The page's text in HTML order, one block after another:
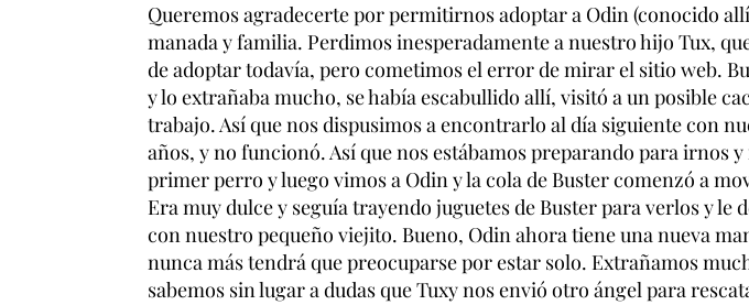
Queremos agradecerte por permitirnos adoptar a Odin (conocido
manada y familia. Perdimos inesperadamente a nuestro hijo Tux,
de adoptar todavía, pero cometimos el error de mirar el sitio web.
y lo extrañaba mucho, se había escabullido allí, visitó a un posible
trabajo. Así que nos dispusimos a encontrarlo al día siguiente con
años, y no funcionó. Así que nos estábamos preparando para irnos
primer perro y luego vimos a Odin y la cola de Buster comenzó a
Era muy dulce y seguía trayendo juguetes de Buster para verlos y
con nuestro pequeño viejito. Bueno, Odin ahora tiene una nueva
nunca más tendrá que preocuparse por estar solo. Extrañamos
sabemos sin lugar a dudas que Tuxy nos envió otro ángel para